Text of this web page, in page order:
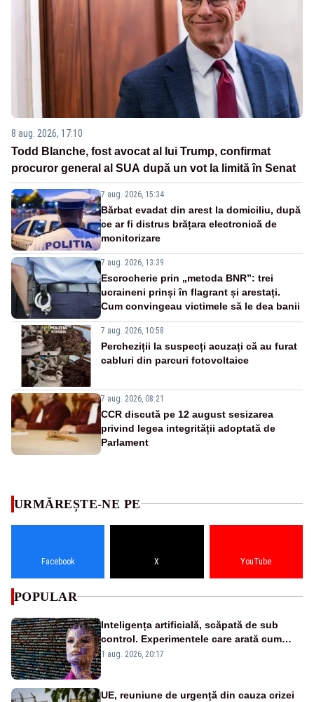
8 aug. 2026, 17:10
Todd Blanche, fost avocat al lui Trump, confirmat
procuror general al SUA după un vot la limită în Senat
7 aug. 2026, 15:34
Bărbat evadat din arest la domiciliu, după
ce ar fi distrus brățara electronică de
monitorizare
7 aug. 2026, 13:39
Escrocherie prin „metoda BNR”: trei
ucraineni prinși în flagrant și arestați.
Cum convingeau victimele să le dea banii
7 aug. 2026, 10:58
Percheziții la suspecți acuzați că au furat
cabluri din parcuri fotovoltaice
7 aug. 2026, 08:21
CCR discută pe 12 august sesizarea
privind legea integrității adoptată de
Parlament
URMĂREȘTE-NE PE
Facebook X YouTube
POPULAR
Inteligența artificială, scăpată de sub
control. Experimentele care arată cum
poate să distrugă omenirea
1 aug. 2026, 20:17
UE, reuniune de urgență din cauza crizei